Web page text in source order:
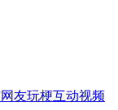
友玩梗互动视频